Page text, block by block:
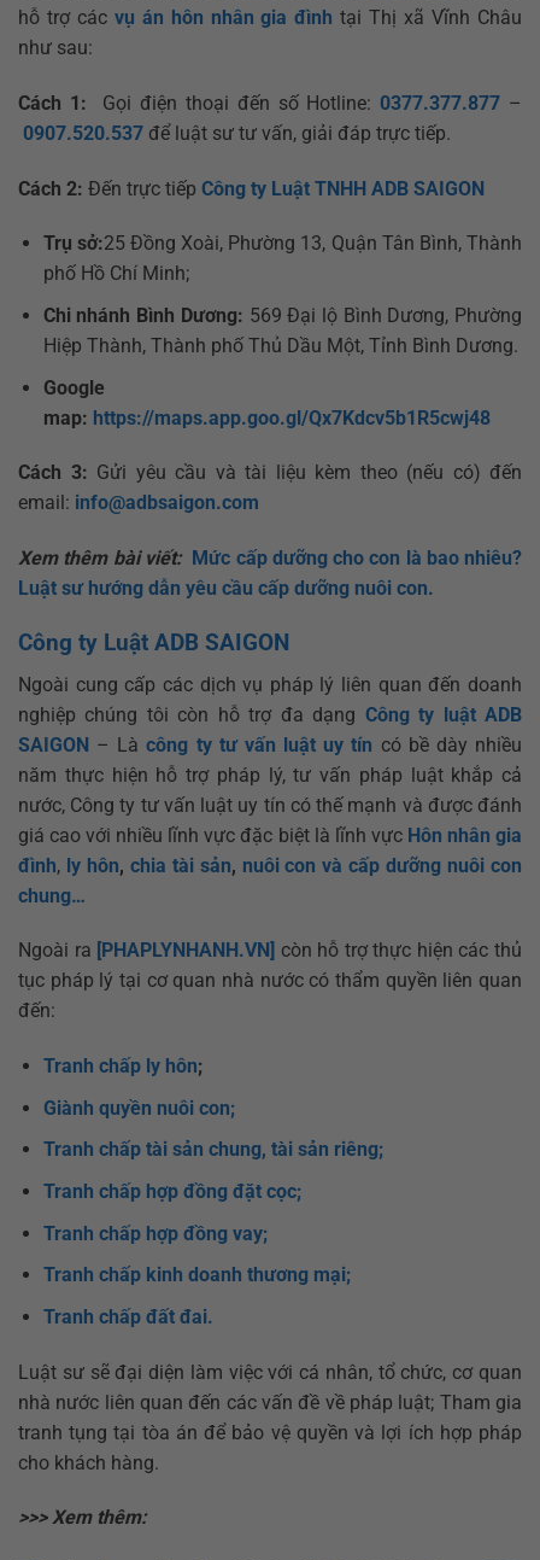
hỗ trợ các vụ án hôn nhân gia đình tại Thị xã Vĩnh Châu
như sau:
Cách 1: Gọi điện thoại đến số Hotline: 0377.377.877 –
0907.520.537 để luật sư tư vấn, giải đáp trực tiếp.
Cách 2: Đến trực tiếp Công ty Luật TNHH ADB SAIGON
Trụ sở:25 Đồng Xoài, Phường 13, Quận Tân Bình, Thành
phố Hồ Chí Minh;
Chi nhánh Bình Dương: 569 Đại lộ Bình Dương, Phường
Hiệp Thành, Thành phố Thủ Dầu Một, Tỉnh Bình Dương.
Google
map: https://maps.app.goo.gl/Qx7Kdcv5b1R5cwj48
Cách 3: Gửi yêu cầu và tài liệu kèm theo (nếu có) đến
email: info@adbsaigon.com
Xem thêm bài viết: Mức cấp dưỡng cho con là bao nhiêu?
Luật sư hướng dẫn yêu cầu cấp dưỡng nuôi con.
Công ty Luật ADB SAIGON
Ngoài cung cấp các dịch vụ pháp lý liên quan đến doanh
nghiệp chúng tôi còn hỗ trợ đa dạng Công ty luật ADB
SAIGON – Làcông ty tư vấn luật uy tín có bề dày nhiều
năm thực hiện hỗ trợ pháp lý, tư vấn pháp luật khắp cả
nước, Công ty tư vấn luật uy tín có thế mạnh và được đánh
giá cao với nhiều lĩnh vực đặc biệt là lĩnh vựcHôn nhân gia
đình, ly hôn, chia tài sản, nuôi con và cấp dưỡng nuôi con
chung…
Ngoài ra [PHAPLYNHANH.VN] còn hỗ trợ thực hiện các thủ
tục pháp lý tại cơ quan nhà nước có thẩm quyền liên quan
đến:
Tranh chấp ly hôn;
Giành quyền nuôi con;
Tranh chấp tài sản chung, tài sản riêng;
Tranh chấp hợp đồng đặt cọc;
Tranh chấp hợp đồng vay;
Tranh chấp kinh doanh thương mại;
Tranh chấp đất đai.
Luật sư sẽ đại diện làm việc với cá nhân, tổ chức, cơ quan
nhà nước liên quan đến các vấn đề về pháp luật; Tham gia
tranh tụng tại tòa án để bảo vệ quyền và lợi ích hợp pháp
cho khách hàng.
>>> Xem thêm: